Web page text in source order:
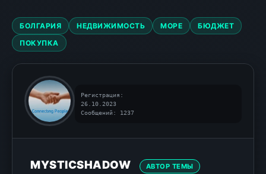
БОЛГАРИЯ НЕДВИЖИМОСТЬ МОРЕ
БЮДЖЕТ
ПОКУПКА
Регистрация:
26.10.2023
Сообщений: 1237
MYSTICSHADOW АВТОР ТЕМЫ